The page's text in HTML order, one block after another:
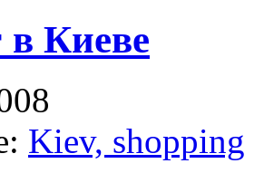
в Киеве
Kiev, shopping